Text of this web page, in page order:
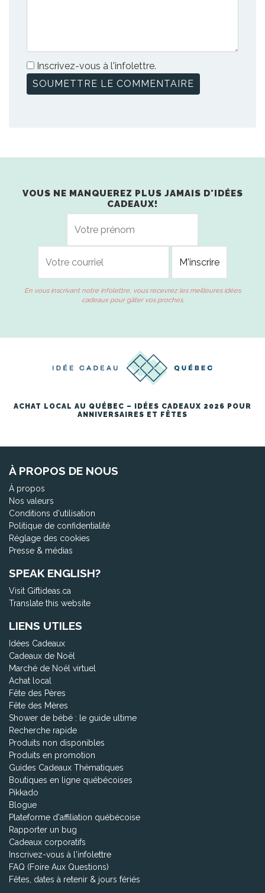
Inscrivez-vous à l'infolettre.
VOUS NE MANQUEREZ PLUS JAMAIS D'IDÉES
CADEAUX!
En vous inscrivant notre infolettre, vous recevrez les meilleures idées
cadeaux pour gâter vos proches.
ACHAT LOCAL AU QUÉBEC – IDÉES CADEAUX 2026 POUR
ANNIVERSAIRES ET FÊTES
À PROPOS DE NOUS
À propos
Nos valeurs
Conditions d'utilisation
Politique de confidentialité
Réglage des cookies
Presse & médias
SPEAK ENGLISH?
Visit Giftideas.ca
Translate this website
LIENS UTILES
Idées Cadeaux
Cadeaux de Noël
Marché de Noël virtuel
Achat local
Fête des Pères
Fête des Mères
Shower de bébé : le guide ultime
Recherche rapide
Produits non disponibles
Produits en promotion
Guides Cadeaux Thématiques
Boutiques en ligne québécoises
Pikkado
Blogue
Plateforme d'affiliation québécoise
Rapporter un bug
Cadeaux corporatifs
Inscrivez-vous à l'infolettre
FAQ (Foire Aux Questions)
Fêtes, dates à retenir & jours fériés